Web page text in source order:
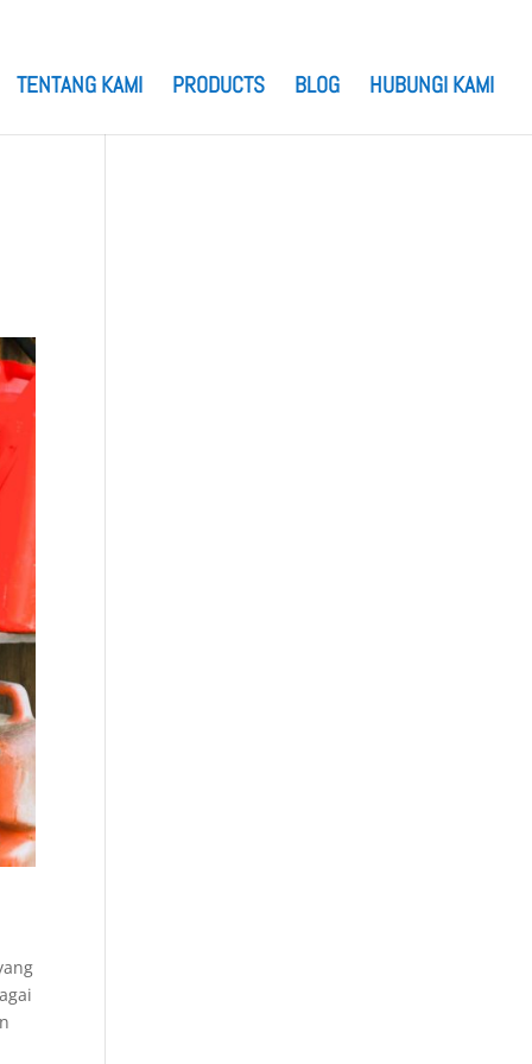
TENTANG KAMI PRODUCTS BLOG HUBUNGI KAMI